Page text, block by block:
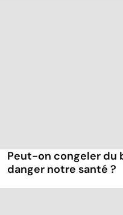
Peut-on congeler du
danger notre santé ?